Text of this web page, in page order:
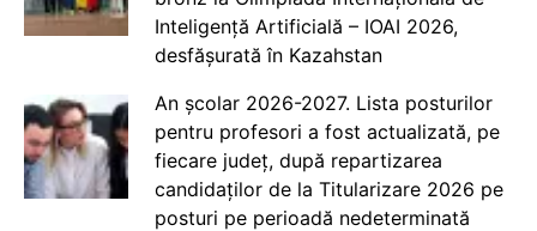
Inteligență Artificială – IOAI 2026,
desfășurată în Kazahstan
An școlar 2026-2027. Lista posturilor
pentru profesori a fost actualizată, pe
fiecare județ, după repartizarea
candidaților de la Titularizare 2026 pe
posturi pe perioadă nedeterminată